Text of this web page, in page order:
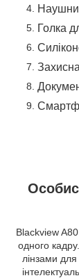
Голка
Blackview
одного
лінзами для